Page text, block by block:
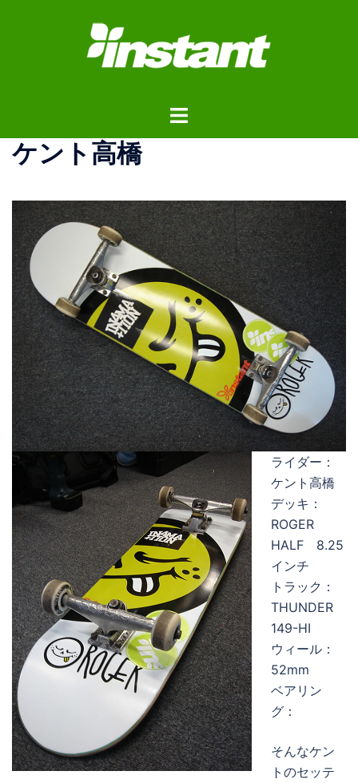
ス
ト
ュ
ー
ケント高橋
ライダー：
ケント高橋
デッキ：
ROGER
HALF 8.25
インチ
トラック：
THUNDER
149-HI
ウィール：
52mm
ベアリン
グ：
そんなケン
トのセッテ